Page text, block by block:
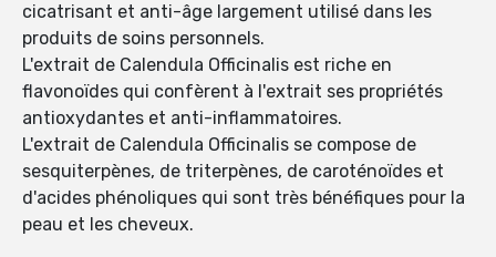
cicatrisant et anti-âge largement utilisé dans les
produits de soins personnels.
L'extrait de Calendula Officinalis est riche en
flavonoïdes qui confèrent à l'extrait ses propriétés
antioxydantes et anti-inflammatoires.
L'extrait de Calendula Officinalis se compose de
sesquiterpènes, de triterpènes, de caroténoïdes et
d'acides phénoliques qui sont très bénéfiques pour la
peau et les cheveux.